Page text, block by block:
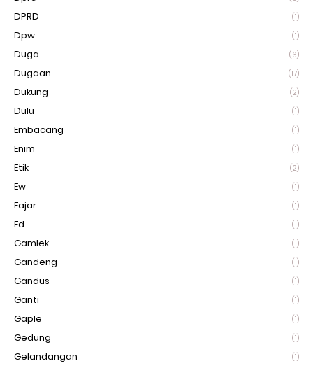
DPRD (1)
Dpw (1)
Duga (6)
Dugaan (17)
Dukung (2)
Dulu (1)
Embacang (1)
Enim (1)
Etik (2)
Ew (1)
Fajar (1)
Fd (1)
Gamlek (1)
Gandeng (1)
Gandus (1)
Ganti (1)
Gaple (1)
Gedung (1)
Gelandangan (1)